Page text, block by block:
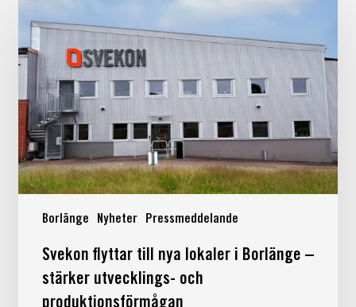
Borlänge Nyheter Pressmeddelande
Svekon
flyttarSvekon flyttar till nya lokaler i Borlänge –
stärker utvecklings- och
produktionsförmågan